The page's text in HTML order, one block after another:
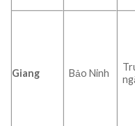
Giang Bảo Ninh